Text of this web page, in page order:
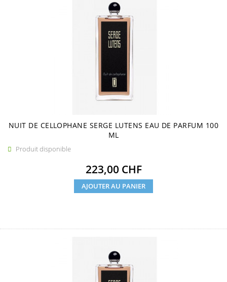
NUIT DE CELLOPHANE SERGE LUTENS EAU DE PARFUM 100
ML
 Produit disponible
Prix
223,00 CHF
AJOUTER AU PANIER